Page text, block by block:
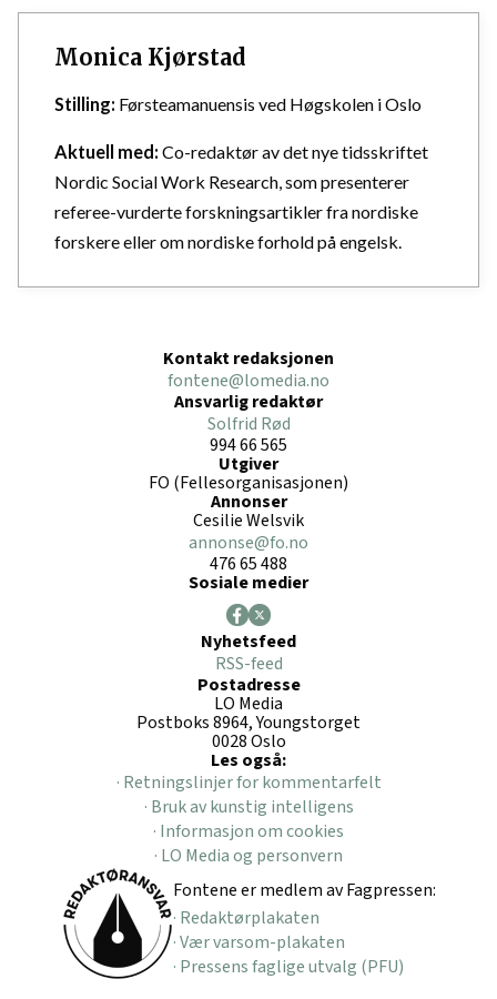
Monica Kjørstad
Stilling: Førsteamanuensis ved Høgskolen i Oslo
Aktuell med: Co-redaktør av det nye tidsskriftet
Nordic Social Work Research, som presenterer
referee-vurderte forskningsartikler fra nordiske
forskere eller om nordiske forhold på engelsk.
Kontakt redaksjonen
fontene@lomedia.no
Ansvarlig redaktør
Solfrid Rød
994 66 565
Utgiver
FO (Fellesorganisasjonen)
Annonser
Cesilie Welsvik
annonse@fo.no
476 65 488
Sosiale medier
Nyhetsfeed
RSS-feed
Postadresse
LO Media
Postboks 8964, Youngstorget
0028 Oslo
Les også:
· Retningslinjer for kommentarfelt
· Bruk av kunstig intelligens
· Informasjon om cookies
· LO Media og personvern
Fontene er medlem av Fagpressen:
· Redaktørplakaten
· Vær varsom-plakaten
· Pressens faglige utvalg (PFU)